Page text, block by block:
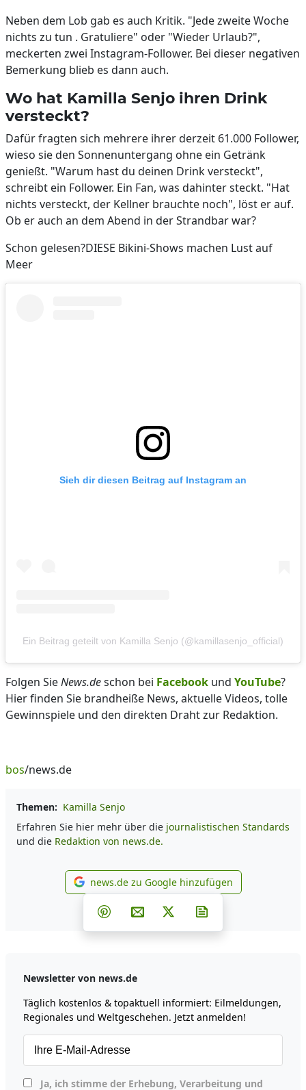
Neben dem Lob gab es auch Kritik. "Jede zweite Woche
nichts zu tun . Gratuliere" oder "Wieder Urlaub?",
meckerten zwei Instagram-Follower. Bei dieser negativen
Bemerkung blieb es dann auch.
Wo hat Kamilla Senjo ihren Drink
versteckt?
Dafür fragten sich mehrere ihrer derzeit 61.000 Follower,
wieso sie den Sonnenuntergang ohne ein Getränk
genießt. "Warum hast du deinen Drink versteckt",
schreibt ein Follower. Ein Fan, was dahinter steckt. "Hat
nichts versteckt, der Kellner brauchte noch", löst er auf.
Ob er auch an dem Abend in der Strandbar war?
Schon gelesen?DIESE Bikini-Shows machen Lust auf
Meer
Sieh dir diesen Beitrag auf Instagram an
Ein Beitrag geteilt von Kamilla Senjo (@kamillasenjo_official)
Folgen SieNews.deschon bei Facebook und YouTube?
Hier finden Sie brandheiße News, aktuelle Videos, tolle
Gewinnspiele und den direkten Draht zur Redaktion.
bos/news.de
Themen: Kamilla Senjo
Erfahren Sie hier mehr über die journalistischen Standards
und die Redaktion von news.de.
news.de zu Google
news.de zu Google hinzufügen
Teilen auf Facebook
Teilen auf Whatsapp
Teilen auf Telegram
Teilen auf Pinterest
Per E-Mail teilen
Post auf X
Newsletter von news.de
Täglich kostenlos & topaktuell informiert: Eilmeldungen,
Regionales und Weltgeschehen. Jetzt anmelden!